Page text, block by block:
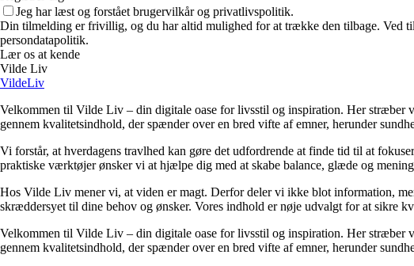
Jeg har læst og forstået brugervilkår og privatlivspolitik.
Din tilmelding er frivillig, og du har altid mulighed for at trække den tilbage. Ved
persondatapolitik.
Lær os at kende
Vilde Liv
VildeLiv
Velkommen til Vilde Liv – din digitale oase for livsstil og inspiration. Her stræber
gennem kvalitetsindhold, der spænder over en bred vifte af emner, herunder
Vi forstår, at hverdagens travlhed kan gøre det udfordrende at finde tid til at
praktiske værktøjer ønsker vi at hjælpe dig med at skabe balance, glæde og
Hos Vilde Liv mener vi, at viden er magt. Derfor deler vi ikke blot information,
skræddersyet til dine behov og ønsker. Vores indhold er nøje udvalgt for at sikre
Velkommen til Vilde Liv – din digitale oase for livsstil og inspiration. Her stræber
gennem kvalitetsindhold, der spænder over en bred vifte af emner, herunder